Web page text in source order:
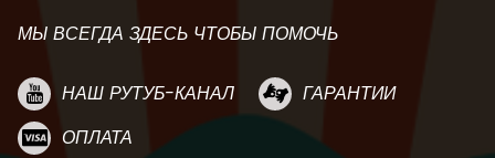
МЫ ВСЕГДА ЗДЕСЬ ЧТОБЫ ПОМОЧЬ
НАШ РУТУБ-КАНАЛ
ГАРАНТИИ
ОПЛАТА